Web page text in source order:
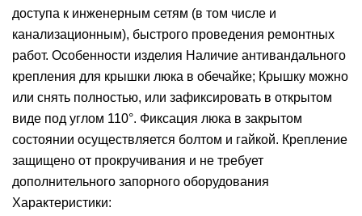
доступа к инженерным сетям (в том числе и
канализационным), быстрого проведения ремонтных
работ. Особенности изделия Наличие антивандального
крепления для крышки люка в обечайке; Крышку можно
или снять полностью, или зафиксировать в открытом
виде под углом 110°. Фиксация люка в закрытом
состоянии осуществляется болтом и гайкой. Крепление
защищено от прокручивания и не требует
дополнительного запорного оборудования
Характеристики: